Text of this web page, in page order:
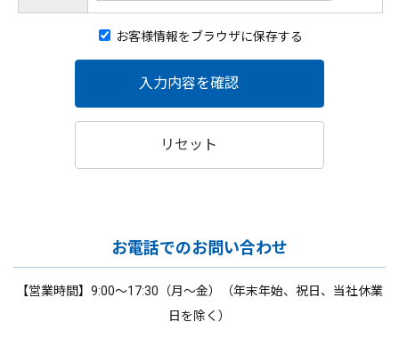
お客様情報をブラウザに保存する
入力内容を確認
リセット
お電話でのお問い合わせ
【営業時間】9:00～17:30（月～金）（年末年始、祝日、当社休業
日を除く）